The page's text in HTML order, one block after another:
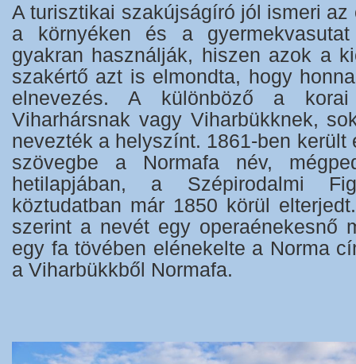
A turisztikai szakújságíró jól ismeri az
a környéken és a
gyakran használják, hiszen azok a
szakértő azt is elmondta, hogy
elnevezés. A különböző a
Viharhársnak vagy Viharbükknek,
nevezték a helyszínt. 1861-ben került
szövegbe a Normafa név,
hetilapjában, a Szépirodalmi
köztudatban már 1850 körül
szerint a nevét egy operaénekesnő
egy fa tövében elénekelte a Norma
a Viharbükkből Normafa.